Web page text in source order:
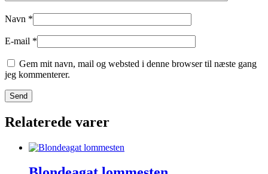
Navn *
E-mail *
Gem mit navn, mail og websted i denne browser til næste gang
jeg kommenterer.
Relaterede varer